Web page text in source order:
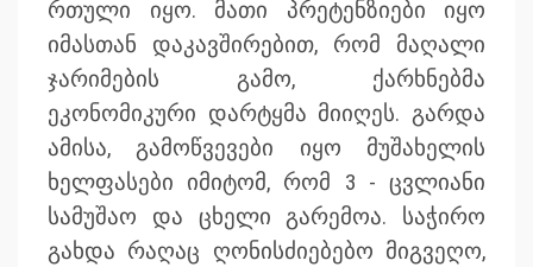
რთული იყო. მათი პრეტენზიები იყო
იმასთან დაკავშირებით, რომ მაღალი
ჯარიმების გამო, ქარხნებმა
ეკონომიკური დარტყმა მიიღეს. გარდა
ამისა, გამოწვევები იყო მუშახელის
ხელფასები იმიტომ, რომ 3 - ცვლიანი
სამუშაო და ცხელი გარემოა. საჭირო
გახდა რაღაც ღონისძიებებო მიგვეღო,